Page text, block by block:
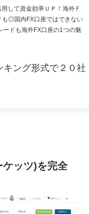
して資金効率ＵＰ！海外Ｆ
も◎国内FX口座ではできない
ードも海外FX口座の1つの魅
ング形式で２０社
ッツ)を完全